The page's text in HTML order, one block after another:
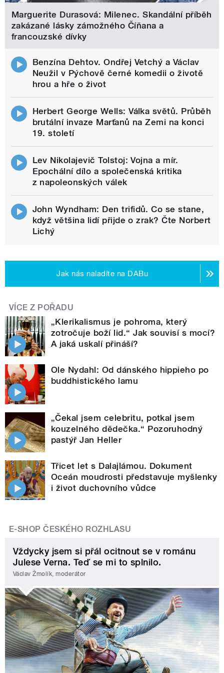
Marguerite Durasová: Milenec. Skandální příběh
zakázané lásky zámožného Číňana a
francouzské dívky
Benzína Dehtov. Ondřej Vetchý a Václav
Neužil v Pýchově černé komedii o životě
hrou a hře o život
Herbert George Wells: Válka světů. Průběh
brutální invaze Marťanů na Zemi na konci
19. století
Lev Nikolajevič Tolstoj: Vojna a mír.
Epochální dílo a společenská kritika
z napoleonských válek
John Wyndham: Den trifidů. Co se stane,
když většina lidí přijde o zrak? Čte Norbert
Lichý
Jak nás naladíte na DABu
VÍCE Z POŘADU
„Klerikalismus je pohroma, který
zotročuje boží lid.“ Jak souvisí s mocí?
A jaká uskalí přináší?
Ole Nydahl: Od dánského hippieho po
buddhistického lamu
„Čekal jsem celebritu, potkal jsem
kouzelného dědečka.“ Pozoruhodný
pastýř Jan Heller
Třicet let s Dalajlámou. Dokument
Oceán moudrosti představuje myšlenky
i život duchovního vůdce
E-SHOP ČESKÉHO ROZHLASU
Vždycky jsem si přál ocitnout se v románu
Julese Verna. Teď se mi to splnilo.
Václav Žmolík, moderátor